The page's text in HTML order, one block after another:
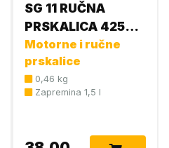
SG 11 RUČNA
PRSKALICA 4255
019 4910
Motorne i ručne
prskalice
0,46 kg
Zapremina 1,5 l